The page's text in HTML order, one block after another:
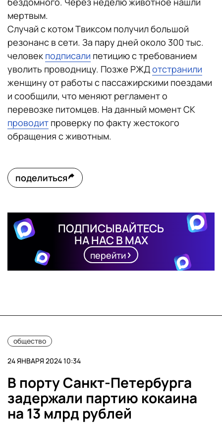
мертвым.
Случай с котом Твиксом получил большой
резонанс в сети. За пару дней около 300 тыс.
человек подписали петицию с требованием
уволить проводницу. Позже РЖДотстранили
женщину от работы с пассажирскими поездами
и сообщили, что меняют регламент о
перевозке питомцев. На данный момент СК
проводит проверку по факту жестокого
обращения с животным.
поделиться
ПОДПИСЫВАЙТЕСЬ
НА НАС В MAX
перейти
общество
24 ЯНВАРЯ 2024 10:34
В порту Санкт-Петербурга
задержали партию кокаина
на 13 млрд рублей